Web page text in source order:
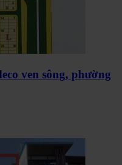
ven sông, phường